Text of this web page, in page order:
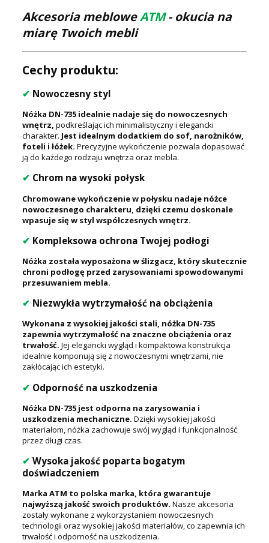
Akcesoria mebloweATM- okucia na
miarę Twoich mebli
Cechy produktu:
✔ Nowoczesny styl
Nóżka DN-735 idealnie nadaje się do nowoczesnych
wnętrz, podkreślając ich minimalistyczny i elegancki
charakter. Jest idealnym dodatkiem do sof, narożników,
foteli i łóżek. Precyzyjne wykończenie pozwala dopasować
ją do każdego rodzaju wnętrza oraz mebla.
✔ Chrom na wysoki połysk
Chromowane wykończenie w połysku nadaje nóżce
nowoczesnego charakteru, dzięki czemu doskonale
wpasuje się w styl współczesnych wnętrz.
✔ Kompleksowa ochrona Twojej podłogi
Nóżka została wyposażona w ślizgacz, który skutecznie
chroni podłogę przed zarysowaniami spowodowanymi
przesuwaniem mebla.
✔ Niezwykła wytrzymałość na obciążenia
Wykonana z wysokiej jakości stali, nóżka DN-735
zapewnia wytrzymałość na znaczne obciążenia oraz
trwałość. Jej elegancki wygląd i kompaktowa konstrukcja
idealnie komponują się z nowoczesnymi wnętrzami, nie
zakłócając ich estetyki.
✔ Odporność na uszkodzenia
Nóżka DN-735 jest odporna na zarysowania i
uszkodzenia mechaniczne. Dzięki wysokiej jakości
materiałom, nóżka zachowuje swój wygląd i funkcjonalność
przez długi czas.
✔ Wysoka jakość poparta bogatym
doświadczeniem
Marka ATM to polska marka, która gwarantuje
najwyższą jakość swoich produktów. Nasze akcesoria
zostały wykonane z wykorzystaniem nowoczesnych
technologii oraz wysokiej jakości materiałów, co zapewnia ich
trwałość i odporność na uszkodzenia.